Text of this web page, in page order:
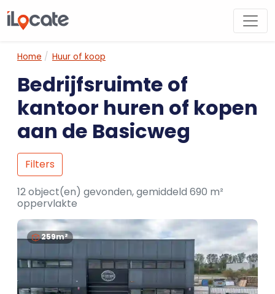
Home Huur of koop
Bedrijfsruimte of
kantoor huren of kopen
aan de Basicweg
Filters
12 object(en) gevonden, gemiddeld 690 m²
oppervlakte
259m²